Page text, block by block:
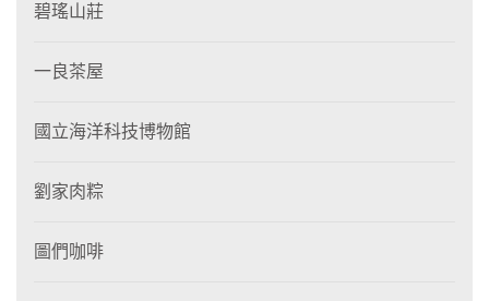
碧瑤山莊
一良茶屋
國立海洋科技博物館
劉家肉粽
圖們咖啡